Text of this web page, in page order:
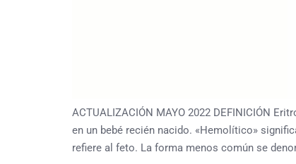
ACTUALIZACIÓN MAYO 2022 DEFINICIÓN
en un bebé recién nacido. «Hemolítico»
refiere al feto. La forma menos común se